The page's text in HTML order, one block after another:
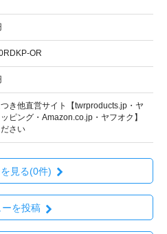
OR
き他直営サイト【twrproducts.jp・ヤ
ピング・Amazon.co.jp・ヤフオク】
さい
見る(0件)
ーを投稿